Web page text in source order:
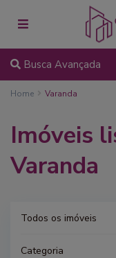
Busca Avançada
Home Varanda
Imóveis
Varanda
Todos os imóveis
Categoria